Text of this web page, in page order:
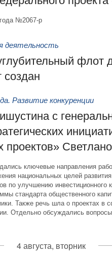
№2067-р
деятельность
флот
создан
Развитие конкуренции
с
ключевые направления
национальных целей
по улучшению инвестиционного
стандарта общественного
Также речь шла о проектах в
Отдельно обсуждались
4 августа, вторник